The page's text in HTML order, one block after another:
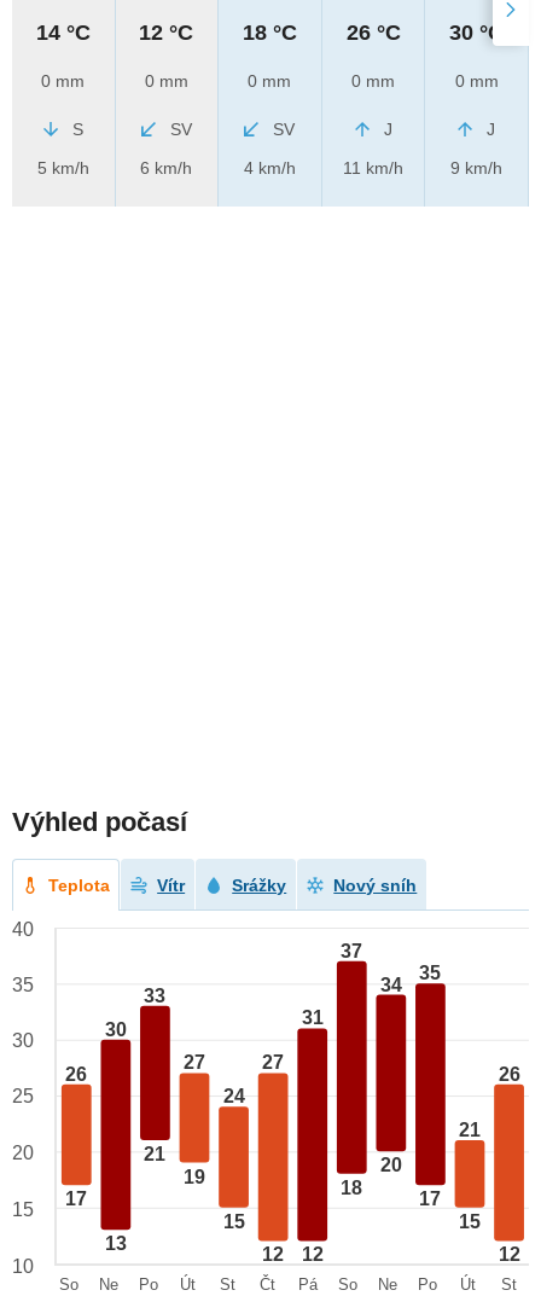
14 °C
0 mm
S
5 km/h
12 °C
0 mm
SV
6 km/h
18 °C
0 mm
SV
4 km/h
26 °C
0 mm
J
11 km/h
30 °C
0 mm
J
9 km/h
Výhled počasí
Teplota Vítr Srážky Nový sníh
26
17
30
13
33
21
27
19
24
15
27
12
31
12
37
18
34
20
35
17
21
15
26
12
40
35
30
25
20
15
10
So
Ne
Po
Út
St
Čt
Pá
So
Ne
Po
Út
St